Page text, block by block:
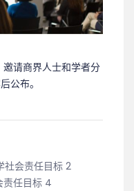
请商界人士和学者分
公布。
社会责任目标 2
责任目标 4